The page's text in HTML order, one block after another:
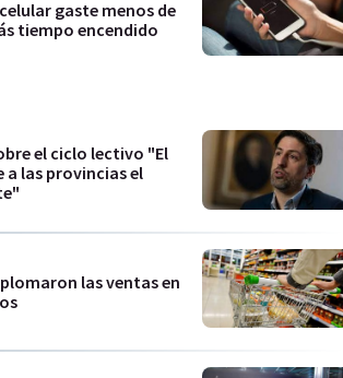
gaste menos de
tiempo encendido
el ciclo lectivo "El
las provincias el
las ventas en